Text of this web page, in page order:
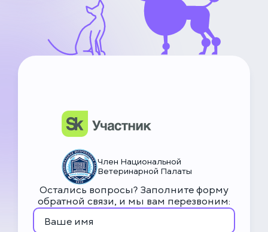
Член Национальной
Ветеринарной Палаты
Остались вопросы? Заполните форму
обратной связи, и мы вам перезвоним: